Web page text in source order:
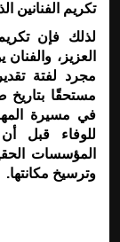
تكريم الفنانين
لذلك فإن
العزيز،
مجرد لفتة
مستحقًا بتاريخ
في مسيرة
للوفاء قبل
المؤسسات
وترسيخ مكانتها.